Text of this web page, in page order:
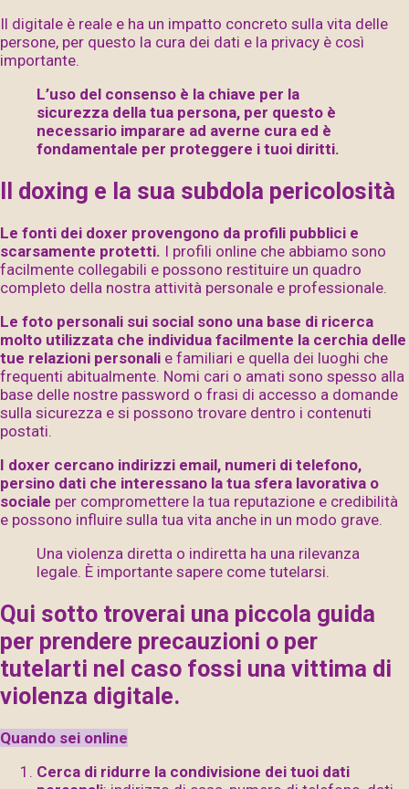
Il digitale è reale e ha un impatto concreto sulla vita delle
persone, per questo la cura dei dati e la privacy è così
importante.
L’uso del consenso è la chiave per la
sicurezza della tua persona, per questo è
necessario imparare ad averne cura ed è
fondamentale per proteggere i tuoi diritti.
Il doxing e la sua subdola pericolosità
Le fonti dei doxer provengono da profili pubblici e
scarsamente protetti. I profili online che abbiamo sono
facilmente collegabili e possono restituire un quadro
completo della nostra attività personale e professionale.
Le foto personali sui social sono una base di ricerca
molto utilizzata che individua facilmente la cerchia delle
tue relazioni personali e familiari e quella dei luoghi che
frequenti abitualmente. Nomi cari o amati sono spesso alla
base delle nostre password o frasi di accesso a domande
sulla sicurezza e si possono trovare dentro i contenuti
postati.
I doxer cercano indirizzi email, numeri di telefono,
persino dati che interessano la tua sfera lavorativa o
sociale per compromettere la tua reputazione e credibilità
e possono influire sulla tua vita anche in un modo grave.
Una violenza diretta o indiretta ha una rilevanza
legale. È importante sapere come tutelarsi.
Qui sotto troverai una piccola guida
per prendere precauzioni o per
tutelarti nel caso fossi una vittima di
violenza digitale.
Quando sei online
Cerca di ridurre la condivisione dei tuoi dati